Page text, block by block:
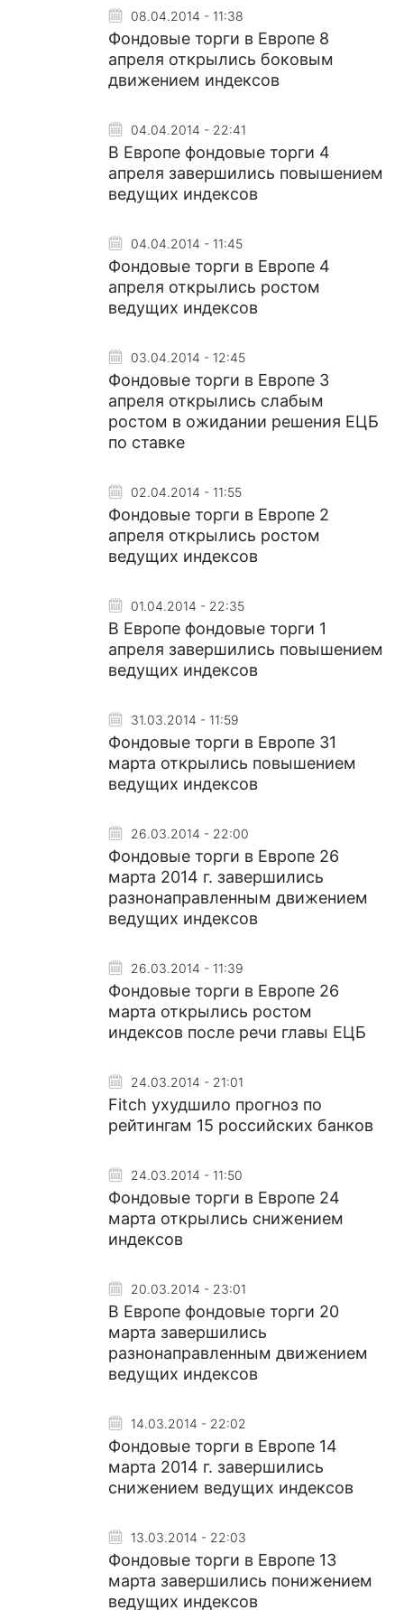
08.04.2014 - 11:38
Фондовые торги в Европе 8
апреля открылись боковым
движением индексов
04.04.2014 - 22:41
В Европе фондовые торги 4
апреля завершились повышением
ведущих индексов
04.04.2014 - 11:45
Фондовые торги в Европе 4
апреля открылись ростом
ведущих индексов
03.04.2014 - 12:45
Фондовые торги в Европе 3
апреля открылись слабым
ростом в ожидании решения ЕЦБ
по ставке
02.04.2014 - 11:55
Фондовые торги в Европе 2
апреля открылись ростом
ведущих индексов
01.04.2014 - 22:35
В Европе фондовые торги 1
апреля завершились повышением
ведущих индексов
31.03.2014 - 11:59
Фондовые торги в Европе 31
марта открылись повышением
ведущих индексов
26.03.2014 - 22:00
Фондовые торги в Европе 26
марта 2014 г. завершились
разнонаправленным движением
ведущих индексов
26.03.2014 - 11:39
Фондовые торги в Европе 26
марта открылись ростом
индексов после речи главы ЕЦБ
24.03.2014 - 21:01
Fitch ухудшило прогноз по
рейтингам 15 российских банков
24.03.2014 - 11:50
Фондовые торги в Европе 24
марта открылись снижением
индексов
20.03.2014 - 23:01
В Европе фондовые торги 20
марта завершились
разнонаправленным движением
ведущих индексов
14.03.2014 - 22:02
Фондовые торги в Европе 14
марта 2014 г. завершились
снижением ведущих индексов
13.03.2014 - 22:03
Фондовые торги в Европе 13
марта завершились понижением
ведущих индексов